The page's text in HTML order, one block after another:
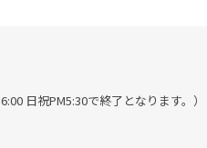
日祝PM5:30で終了となります。）